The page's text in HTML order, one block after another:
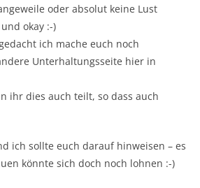
oder absolut keine Lust
okay :-)
ich mache euch noch
Unterhaltungsseite hier in
ihr dies auch teilt, so dass auch
ich sollte euch darauf hinweisen – es
könnte sich doch noch lohnen :-)